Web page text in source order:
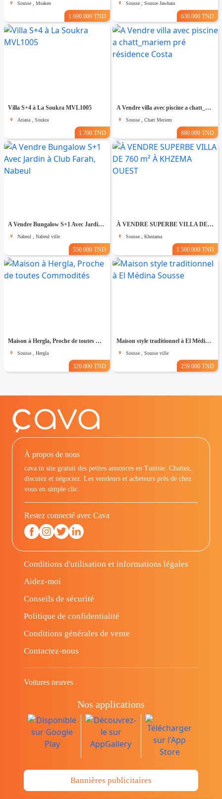
Sousse , Msaken
1.690.000 TND
Sousse , Sousse Jawhara
630.000 TND
Villa S+4 à La Soukra MVL1005
Ariana , Soukra
1.700 TND
A Vendre villa avec piscine a chatt_mariem pré résidence Costa
Sousse , Chatt Meriem
880.000 TND
A Vendre Bungalow S+1 Avec Jardin à Club Farah, Nabeul
Nabeul , Nabeul ville
550.000 TND
À VENDRE SUPERBE VILLA DE 760 m² À KHZEMA OUEST
Sousse , Khezama
1.500.000 TND
Maison à Hergla, Proche de toutes Commodités
Sousse , Hergla
320.000 TND
Maison style traditionnel à El Médina Sousse
Sousse , Sousse ville
259.000 TND
À propos de nous
cava.tn site gratuit des petites annonces en Tunisie: Chattez,
discutez et négociez. Les vendeurs et acheteurs prés de chez
vous en simple clic.
Restez connecté avec Cava
Conditions d'utilisation et informations légales
Aidez-moi
Conseils de sécurité
Politique de confidentialité
Conditions générales de vente
Contactez-nous
Voitures neuves
Nos applications
Bannières publicitaires